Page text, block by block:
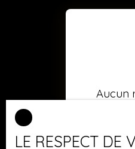
Aucun
LE RESPECT DE